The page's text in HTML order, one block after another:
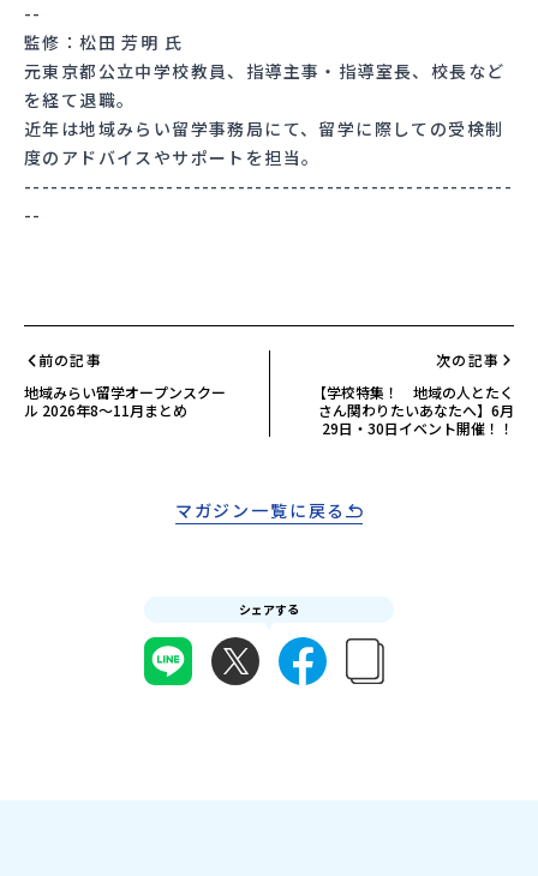
--
監修：松田 芳明 氏
元東京都公立中学校教員、指導主事・指導室長、校長など
を経て退職。
近年は地域みらい留学事務局にて、留学に際しての受検制
度のアドバイスやサポートを担当。
-------------------------------------------------------
--
前の記事
地域みらい留学オープンスクー
ル 2026年8～11月まとめ
次の記事
【学校特集！ 地域の人とたく
さん関わりたいあなたへ】6月
29日・30日イベント開催！！
マガジン一覧に戻る
シェアする